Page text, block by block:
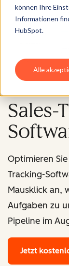
können Ihre
Informationen
HubSpot.
Alle
Sales-
Optimieren
Tracking-
Mausklick an,
Aufgaben zu
Pipeline im
Jetzt